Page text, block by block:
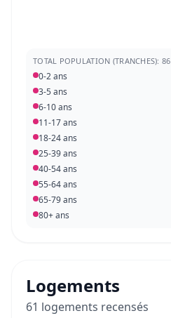
TOTAL POPULATION (TRANCHES): 86
0-2 ans
3-5 ans
6-10 ans
11-17 ans
18-24 ans
25-39 ans
40-54 ans
55-64 ans
65-79 ans
80+ ans
Logements
61 logements recensés